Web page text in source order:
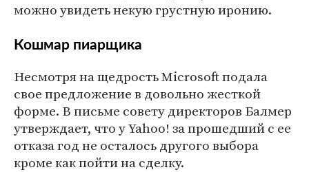
можно увидеть некую грустную иронию.
Кошмар пиарщика
Несмотря на щедрость Microsoft подала
свое предложение в довольно жесткой
форме. В письме совету директоров Балмер
утверждает, что у Yahoo! за прошедший с ее
отказа год не осталось другого выбора
кроме как пойти на сделку.